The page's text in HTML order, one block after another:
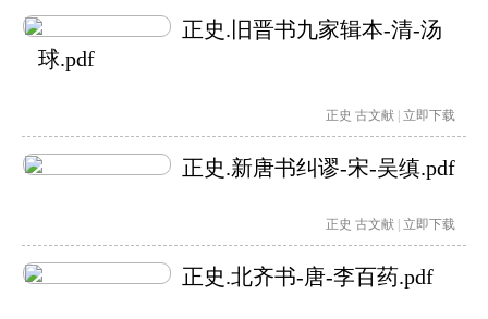
正史.旧晋书九家辑本-清-汤
球.pdf
正史 古文献 立即下载
正史.新唐书纠谬-宋-吴缜.pdf
正史 古文献 立即下载
正史.北齐书-唐-李百药.pdf